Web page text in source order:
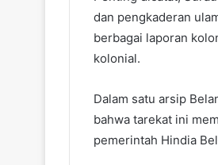
dan pengkaderan
berbagai laporan
kolonial.
Dalam satu arsip
bahwa tarekat ini
pemerintah Hindia